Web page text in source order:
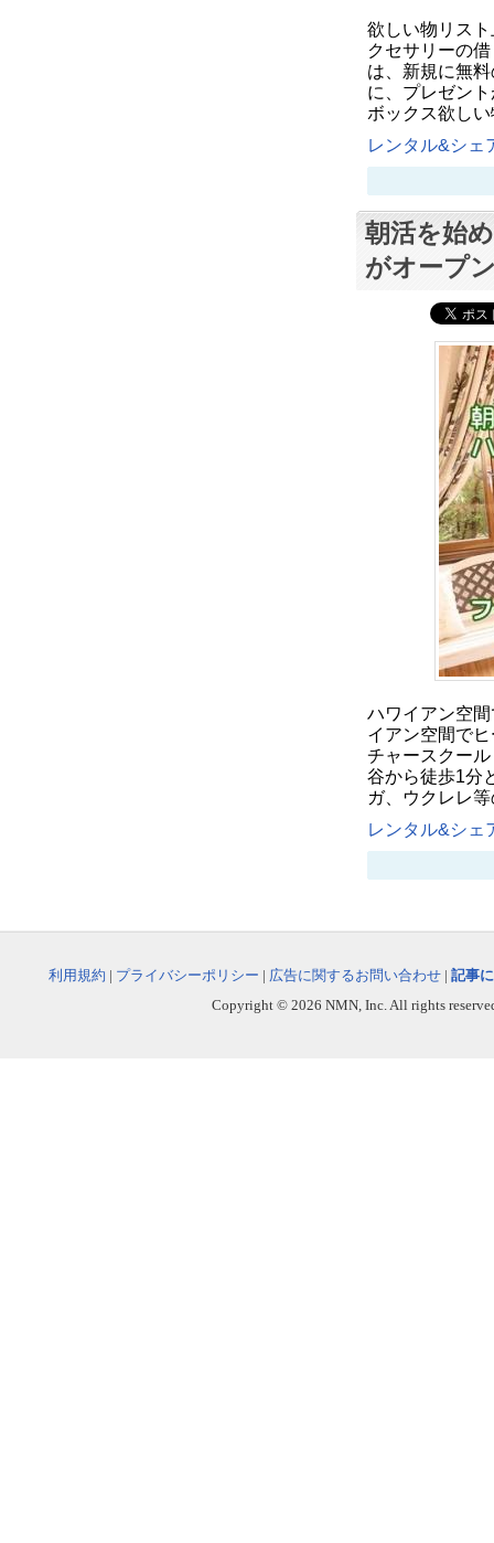
欲しい物リス
クセサリーの
は、新規に無
に、プレゼン
ボックス欲し
レンタル&シェ
朝活を始
がオープ
ハワイアン空
イアン空間で
チャースクー
谷から徒歩1分
ガ、ウクレレ
レンタル&シェ
利用規約 | プライバシーポリシー | 広告に関するお問い合わせ | 記事
Copyright © 2026 NMN, Inc. All rights